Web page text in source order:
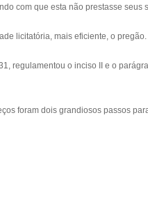
com que esta não prestasse seus
licitatória, mais eficiente, o pregão.
regulamentou o inciso II e o
foram dois grandiosos passos